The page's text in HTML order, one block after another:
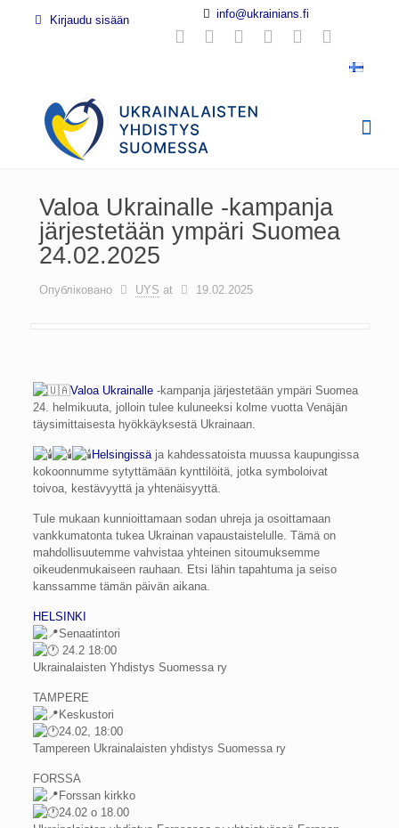
Kirjaudu sisään info@ukrainians.fi
Valoa Ukrainalle -kampanja
järjestetään ympäri Suomea
24.02.2025
Опубліковано UYS at 19.02.2025
Valoa Ukrainalle -kampanja järjestetään ympäri Suomea
24. helmikuuta, jolloin tulee kuluneeksi kolme vuotta Venäjän
täysimittaisesta hyökkäyksestä Ukrainaan.
Helsingissäja kahdessatoista muussa kaupungissa
kokoonnumme sytyttämään kynttilöitä, jotka symboloivat
toivoa, kestävyyttä ja yhtenäisyyttä.
Tule mukaan kunnioittamaan sodan uhreja ja osoittamaan
vankkumatonta tukea Ukrainan vapaustaistelulle. Tämä on
mahdollisuutemme vahvistaa yhteinen sitoumuksemme
oikeudenmukaiseen rauhaan. Etsi lähin tapahtuma ja seiso
kanssamme tämän päivän aikana.
HELSINKI
Senaatintori
24.2 18:00
Ukrainalaisten Yhdistys Suomessa ry
TAMPERE
Keskustori
24.02, 18:00
Tampereen Ukrainalaisten yhdistys Suomessa ry
FORSSA
Forssan kirkko
24.02 o 18.00